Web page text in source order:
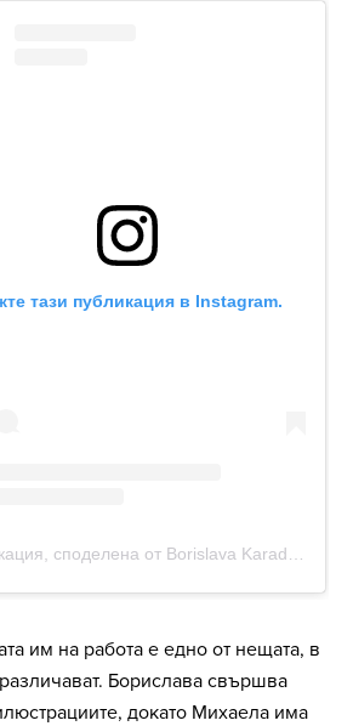
им на работа е едно от нещата, в
Борислава свършва
докато Михаела има